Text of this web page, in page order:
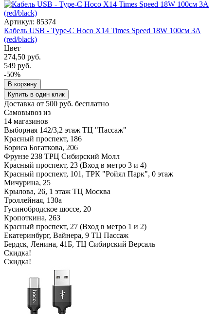
Артикул: 85374
Кабель USB - Type-C Hoco X14 Times Speed 18W 100см 3A
(red/black)
Цвет
274,50 руб.
549 руб.
-50%
В корзину
Купить в один клик
Доставка от 500 руб. бесплатно
Самовывоз из
14 магазинов
Выборная 142/3,2 этаж ТЦ "Пассаж"
Красный проспект, 186
Бориса Богаткова, 206
Фрунзе 238 ТРЦ Сибирский Молл
Красный проспект, 23 (Вход в метро 3 и 4)
Красный проспект, 101, ТРК "Ройял Парк", 0 этаж
Мичурина, 25
Крылова, 26, 1 этаж ТЦ Москва
Троллейная, 130а
Гусинобродское шоссе, 20
Кропоткина, 263
Красный проспект, 27 (Вход в метро 1 и 2)
Екатеринбург, Вайнера, 9 ТЦ Пассаж
Бердск, Ленина, 41Б, ТЦ Сибирский Версаль
Скидка!
Скидка!